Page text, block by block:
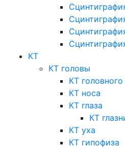
КТ
КТ головы
КТ
КТ носа
КТ глаза
КТ
КТ уха
КТ гипофиза